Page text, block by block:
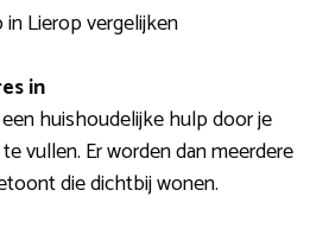
Lierop vergelijken
in
huishoudelijke hulp door je
vullen. Er worden dan meerdere
die dichtbij wonen.